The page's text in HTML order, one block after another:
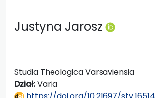
Justyna Jarosz
Studia Theologica Varsaviensia
Dział:Varia